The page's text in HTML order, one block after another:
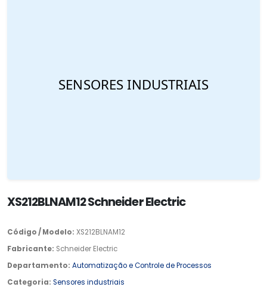
XS212BLNAM12 Schneider Electric
Código / Modelo: XS212BLNAM12
Fabricante: Schneider Electric
Departamento: Automatização e Controle de Processos
Categoria: Sensores industriais